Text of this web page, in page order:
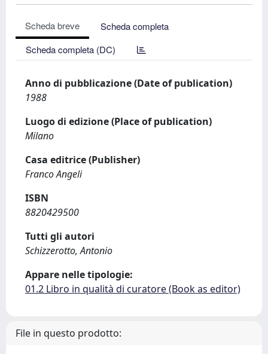
Scheda breve
Scheda completa
Scheda completa (DC)
Anno di pubblicazione (Date of publication)
1988
Luogo di edizione (Place of publication)
Milano
Casa editrice (Publisher)
Franco Angeli
ISBN
8820429500
Tutti gli autori
Schizzerotto, Antonio
Appare nelle tipologie:
01.2 Libro in qualità di curatore (Book as editor)
File in questo prodotto: